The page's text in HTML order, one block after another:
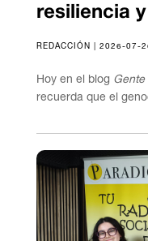
resiliencia
REDACCIÓN | 2026-07-
Hoy en el blog Gente
recuerda que el